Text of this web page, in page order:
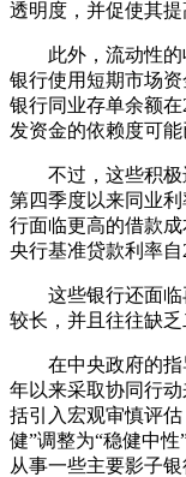
透明度，并促使其提
此外，流动性的
银行使用短期市场
银行同业存单余额
发资金的依赖度可能
不过，这些积极
第四季度以来同业
行面临更高的借款
央行基准贷款利率自
这些银行还面临
较长，并且往往缺乏
在中央政府的指
年以来采取协同行
括引入宏观审慎评
健”调整为“稳健中
从事一些主要影子